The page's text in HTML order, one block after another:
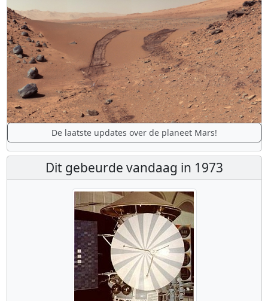
De laatste updates over de planeet Mars!
Dit gebeurde vandaag in 1973